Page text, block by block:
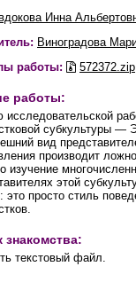
Инна
Виноградова
работы:
572372.zip
работы:
исследовательской
субкультуры
вид
производит
изучение
этой
это просто стиль
знакомства:
текстовый файл.